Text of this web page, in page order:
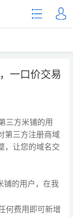
一口价交易
三方米铺的用
第三方注册商域
，让您的域名交
铺的用户，在我
何费用即可新增